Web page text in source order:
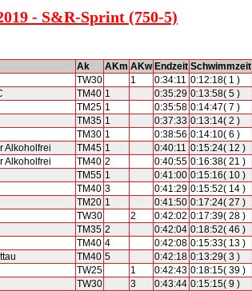
- S&R-Sprint (750-5)
Ak AKm AKw Endzeit Schwimmzeit
TW30 1 0:34:11 0:12:18( 1 )
TM40 1 0:35:29 0:13:58( 5 )
TM25 1 0:35:58 0:14:47( 7 )
TM35 1 0:37:33 0:13:14( 2 )
TM30 1 0:38:56 0:14:10( 6 )
Alkoholfrei TM45 1 0:40:11 0:15:24( 12 )
Alkoholfrei TM40 2 0:40:55 0:16:38( 21 )
TM55 1 0:41:00 0:15:16( 10 )
TM40 3 0:41:29 0:15:52( 14 )
TM20 1 0:41:50 0:17:24( 27 )
TW30 2 0:42:02 0:17:39( 28 )
TM35 2 0:42:04 0:18:52( 46 )
TM40 4 0:42:08 0:15:33( 13 )
TM40 5 0:42:18 0:13:29( 3 )
TW25 1 0:42:43 0:18:15( 39 )
TW30 3 0:43:44 0:15:15( 9 )